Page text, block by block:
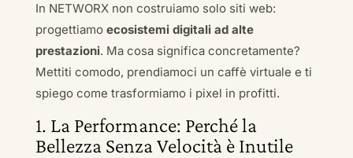
In NETWORX non costruiamo solo siti web:
progettiamo ecosistemi digitali ad alte
prestazioni. Ma cosa significa concretamente?
Mettiti comodo, prendiamoci un caffè virtuale e ti
spiego come trasformiamo i pixel in profitti.
1. La Performance: Perché la
Bellezza Senza Velocità è Inutile